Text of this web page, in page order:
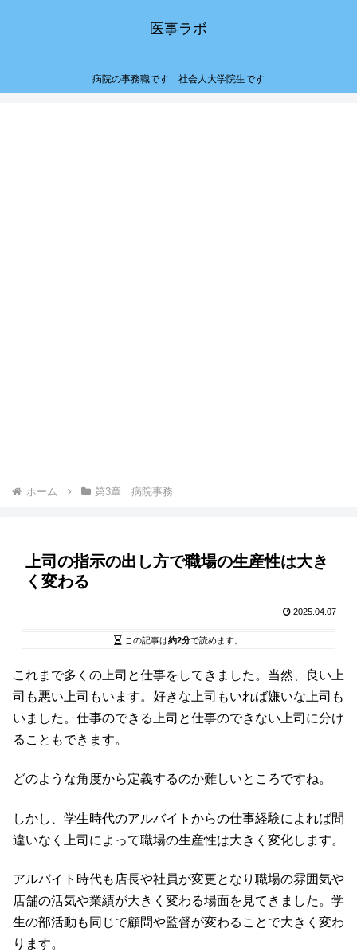
医事ラボ
病院の事務職です 社会人大学院生です
ホーム 第3章 病院事務
上司の指示の出し方で職場の生産性は大き
く変わる
2025.04.07
この記事は約2分で読めます。
これまで多くの上司と仕事をしてきました。当然、良い上
司も悪い上司もいます。好きな上司もいれば嫌いな上司も
いました。仕事のできる上司と仕事のできない上司に分け
ることもできます。
どのような角度から定義するのか難しいところですね。
しかし、学生時代のアルバイトからの仕事経験によれば間
違いなく上司によって職場の生産性は大きく変化します。
アルバイト時代も店長や社員が変更となり職場の雰囲気や
店舗の活気や業績が大きく変わる場面を見てきました。学
生の部活動も同じで顧問や監督が変わることで大きく変わ
ります。